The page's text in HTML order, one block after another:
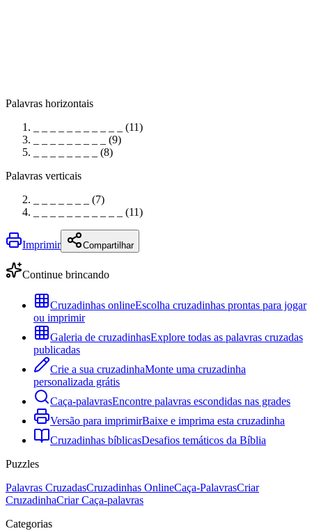
Palavras horizontais
_ _ _ _ _ _ _ _ _ _ _ (11)
_ _ _ _ _ _ _ _ _ (9)
_ _ _ _ _ _ _ _ (8)
Palavras verticais
_ _ _ _ _ _ _ (7)
_ _ _ _ _ _ _ _ _ _ _ (11)
Imprimir Compartilhar
Continue brincando
Cruzadinhas onlineEscolha cruzadinhas prontas para jogar
ou imprimir
Galeria de cruzadinhasExplore todas as palavras cruzadas
publicadas
Crie a sua cruzadinhaMonte uma cruzadinha
personalizada grátis
Caça-palavrasEncontre palavras escondidas nas grades
Versão para imprimirBaixe e imprima esta cruzadinha
Cruzadinhas bíblicasDesafios temáticos da Bíblia
Puzzles
Palavras CruzadasCruzadinhas OnlineCaça-PalavrasCriar
CruzadinhaCriar Caça-palavras
Categorias